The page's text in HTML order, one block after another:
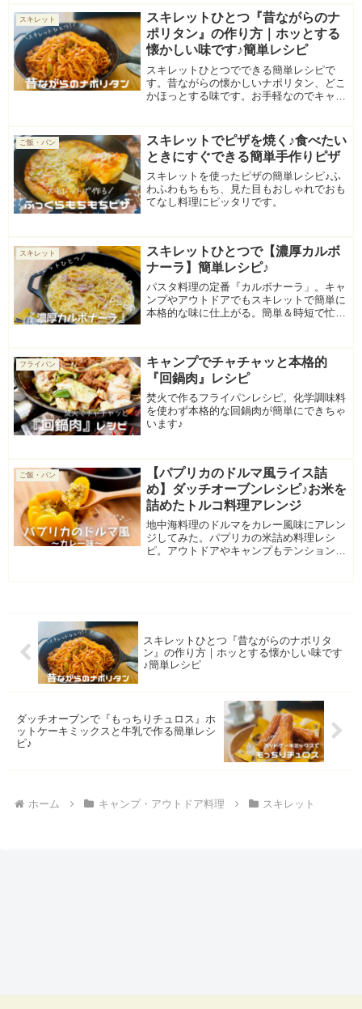
スキレット
スキレットひとつ『昔ながらのナ
ポリタン』の作り方｜ホッとする
懐かしい味です♪簡単レシピ
スキレットひとつでできる簡単レシピで
す。昔ながらの懐かしいナポリタン、どこ
かほっとする味です。お手軽なのでキャン
ご飯・パン
スキレットでピザを焼く♪食べたい
ときにすぐできる簡単手作りピザ
スキレットを使ったピザの簡単レシピ♪ふ
わふわもちもち、見た目もおしゃれでおも
てなし料理にピッタリです。
スキレット
スキレットひとつで【濃厚カルボ
ナーラ】簡単レシピ♪
パスタ料理の定番『カルボナーラ」。キャ
ンプやアウトドアでもスキレットで簡単に
本格的な味に仕上がる。簡単＆時短で忙し
フライパン
キャンプでチャチャッと本格的
『回鍋肉』レシピ
焚火で作るフライパンレシピ。化学調味料
を使わず本格的な回鍋肉が簡単にできちゃ
います♪
ご飯・パン
【パプリカのドルマ風ライス詰
め】ダッチオーブンレシピ♪お米を
詰めたトルコ料理アレンジ
地中海料理のドルマをカレー風味にアレン
ジしてみた。パプリカの米詰め料理レシ
ピ。アウトドアやキャンプもテンションが
スキレットひとつ『昔ながらのナポリタ
ン』の作り方｜ホッとする懐かしい味です
♪簡単レシピ
ダッチオーブンで『もっちりチュロス』ホ
ットケーキミックスと牛乳で作る簡単レシ
ピ♪
ホーム キャンプ・アウトドア料理 スキレット